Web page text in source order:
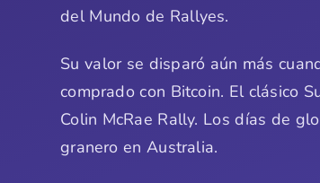
del Mundo de Rallyes.
Su valor se disparó aún más
comprado con Bitcoin. El clásico
Colin McRae Rally. Los días de
granero en Australia.